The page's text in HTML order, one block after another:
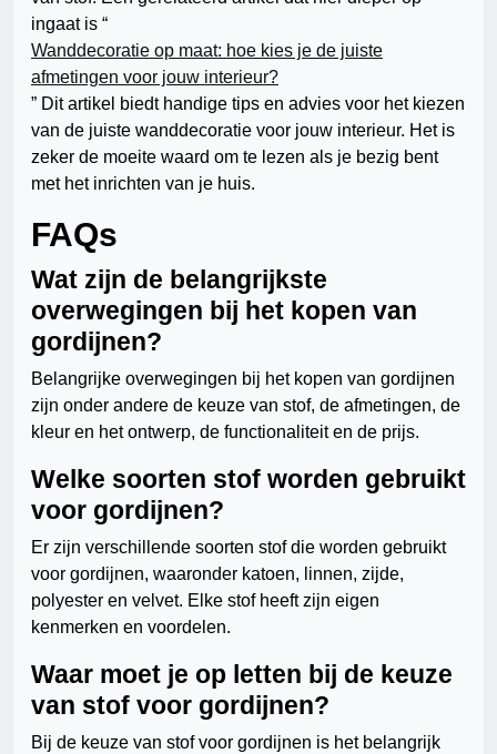
ingaat is “
Wanddecoratie op maat: hoe kies je de juiste
afmetingen voor jouw interieur?
” Dit artikel biedt handige tips en advies voor het kiezen
van de juiste wanddecoratie voor jouw interieur. Het is
zeker de moeite waard om te lezen als je bezig bent
met het inrichten van je huis.
FAQs
Wat zijn de belangrijkste
overwegingen bij het kopen van
gordijnen?
Belangrijke overwegingen bij het kopen van gordijnen
zijn onder andere de keuze van stof, de afmetingen, de
kleur en het ontwerp, de functionaliteit en de prijs.
Welke soorten stof worden gebruikt
voor gordijnen?
Er zijn verschillende soorten stof die worden gebruikt
voor gordijnen, waaronder katoen, linnen, zijde,
polyester en velvet. Elke stof heeft zijn eigen
kenmerken en voordelen.
Waar moet je op letten bij de keuze
van stof voor gordijnen?
Bij de keuze van stof voor gordijnen is het belangrijk